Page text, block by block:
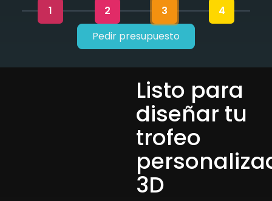
1 2 3
4
Pedir presupuesto
Listo para
diseñar tu
trofeo
3D